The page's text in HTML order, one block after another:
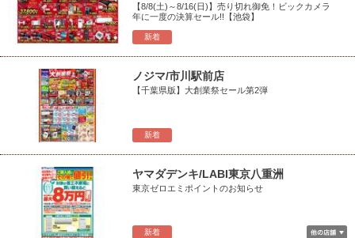
新着
【8/8(土)～8/16(日)】売り切れ御免！ビックカメラ
年に一度の決算セール!!【池袋】
新着
ノジマ/市川駅前店
【千葉県版】大創業祭セール第2弾
新着
ヤマダデンキ/LABI東京八重洲
東京ゼロエミポイントのお知らせ